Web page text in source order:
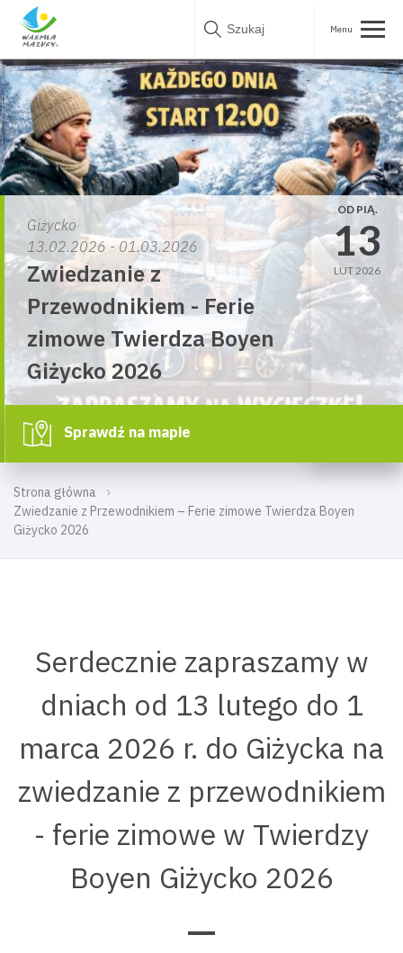
Skip
Strona główna
Zwiedzanie z Przewodnikiem – Ferie zimowe Twierdza Boyen
Giżycko 2026
Giżycko
13.02.2026 - 01.03.2026
Zwiedzanie z
Przewodnikiem - Ferie
zimowe Twierdza Boyen
Giżycko 2026
OD PIĄ.
13
LUT 2026
Sprawdź na mapie
Serdecznie zapraszamy w
dniach od 13 lutego do 1
marca 2026 r. do Giżycka na
zwiedzanie z przewodnikiem
- ferie zimowe w Twierdzy
Boyen Giżycko 2026